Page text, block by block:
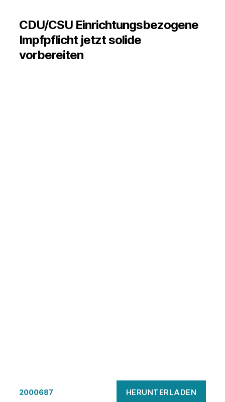
CDU/CSU Einrichtungsbezogene
Impfpflicht jetzt solide
vorbereiten
2000687 HERUNTERLADEN